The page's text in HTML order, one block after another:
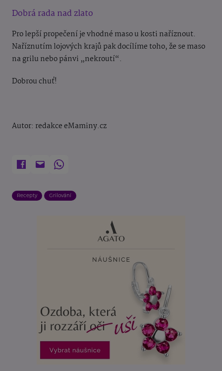
Dobrá rada nad zlato
Pro lepší propečení je vhodné maso u kosti naříznout.
Naříznutím lojových krajů pak docílíme toho, že se maso
na grilu nebo pánvi „nekroutí“.
Dobrou chuť!
Autor: redakce eMaminy.cz
Recepty Grilování